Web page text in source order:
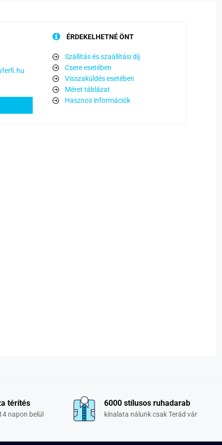
ÉRDEKELHETNÉ ÖNT
Szállítás és szaállítási díj
Csere esetében
Visszaküldés esetében
Méret táblázat
Hasznos információk
térítés
napon belül
6000 stílusos ruhadarab
kínalata nálunk csak Terád vár